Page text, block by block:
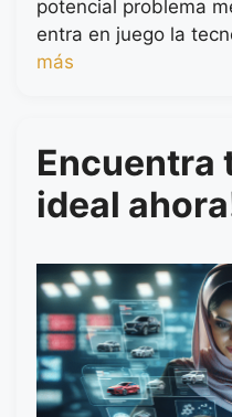
potencial problema
entra en juego la
más
Encuentra
ideal